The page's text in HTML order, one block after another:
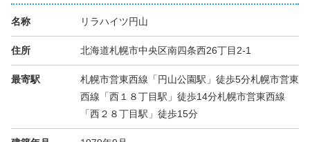
名称 リラハイツ円山
住所 北海道札幌市中央区南四条西26丁目2-1
最寄駅
札幌市営東西線「円山公園駅」徒歩5分札幌市営東
西線「西１８丁目駅」徒歩14分札幌市営東西線
「西２８丁目駅」徒歩15分